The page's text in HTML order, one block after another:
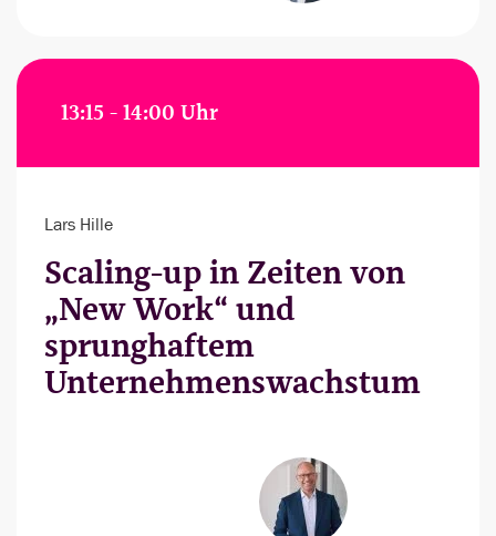
13:15 - 14:00 Uhr
Lars Hille
Scaling-up in Zeiten von
„New Work“ und
sprunghaftem
Unternehmenswachstum